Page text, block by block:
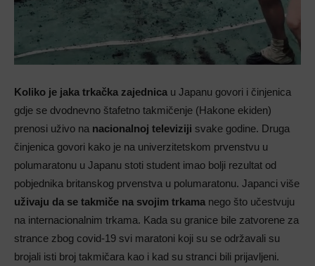
Koliko je jaka trkačka zajednica u Japanu govori i činjenica
gdje se dvodnevno štafetno takmičenje (Hakone ekiden)
prenosi uživo na nacionalnoj televiziji svake godine. Druga
činjenica govori kako je na univerzitetskom prvenstvu u
polumaratonu u Japanu stoti student imao bolji rezultat od
pobjednika britanskog prvenstva u polumaratonu. Japanci više
uživaju da se takmiče na svojim trkama nego što učestvuju
na internacionalnim trkama. Kada su granice bile zatvorene za
strance zbog covid-19 svi maratoni koji su se održavali su
brojali isti broj takmičara kao i kad su stranci bili prijavljeni.